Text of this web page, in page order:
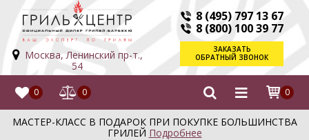
Москва, Ленинский пр-т.,
54
8 (495) 797 13 67
8 (800) 100 39 77
ЗАКАЗАТЬ
ОБРАТНЫЙ ЗВОНОК
0 0 0
МАСТЕР-КЛАСС В ПОДАРОК ПРИ ПОКУПКЕ БОЛЬШИНСТВА
ГРИЛЕЙ Подробнее